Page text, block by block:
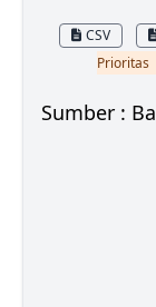
CSV
Prioritas